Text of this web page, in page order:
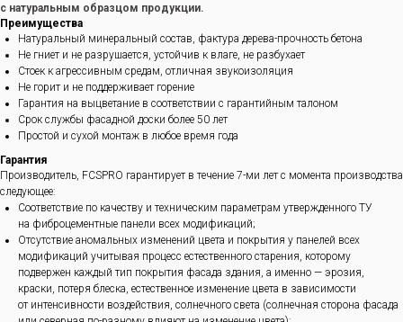
с натуральным образцом продукции.
Преимущества
Натуральный минеральный состав, фактура дерева-прочность бетона
Не гниет и не разрушается, устойчив к влаге, не разбухает
Стоек к агрессивным средам, отличная звукоизоляция
Не горит и не поддерживает горение
Гарантия на выцветание в соответствии с гарантийным талоном
Срок службы фасадной доски более 50 лет
Простой и сухой монтаж в любое время года
Гарантия
Производитель, FCSPRO гарантирует в течение 7-ми лет с момента производства
следующее:
Соответствие по качеству и техническим параметрам утвержденного ТУ
на фиброцементные панели всех модификаций;
Отсутствие аномальных изменений цвета и покрытия у панелей всех
модификаций учитывая процесс естественного старения, которому
подвержен каждый тип покрытия фасада здания, а именно — эрозия,
краски, потеря блеска, естественное изменение цвета в зависимости
от интенсивности воздействия, солнечного света (солнечная сторона фасада